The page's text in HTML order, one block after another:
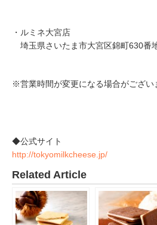
・ルミネ大宮店
埼玉県さいたま市大宮区錦町630番
※営業時間が変更になる場合がござい
◆公式サイト
http://tokyomilkcheese.jp/
Related Article